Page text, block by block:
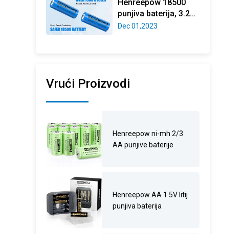
tijes
Henreepow 18500
punjiva baterija, 3.2V
LifePO4 litij fosfatna
Dec 01,2023
Vrući Proizvodi
Henreepow ni-mh 2/3
AA punjive baterije
Henreepow AA 1.5V litij
punjiva baterija